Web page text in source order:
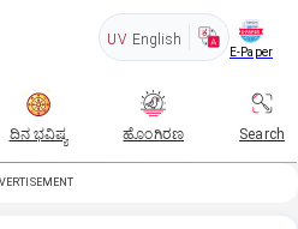
UV English
E-Paper
ದಿನ ಭವಿಷ್ಯ ಹೊಂಗಿರಣ Search